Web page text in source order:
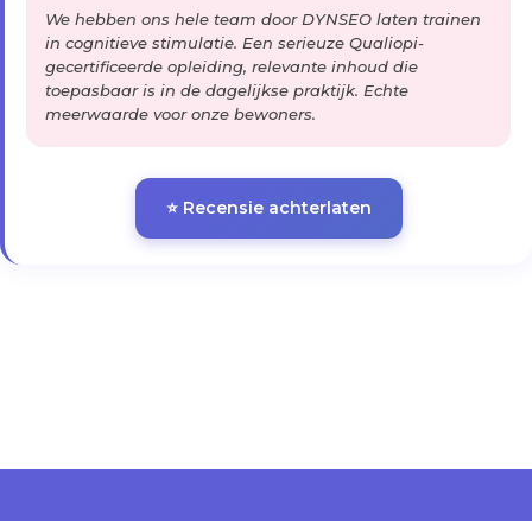
We hebben ons hele team door DYNSEO laten trainen
in cognitieve stimulatie. Een serieuze Qualiopi-
gecertificeerde opleiding, relevante inhoud die
toepasbaar is in de dagelijkse praktijk. Echte
meerwaarde voor onze bewoners.
⭐ Recensie achterlaten